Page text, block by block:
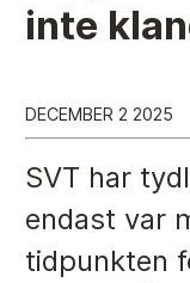
systemet
Vill du ansluta till
Medieetikens
Instruktion för
inte
DECEMBER 2 2025
SVT har
endast var
tidpunkten